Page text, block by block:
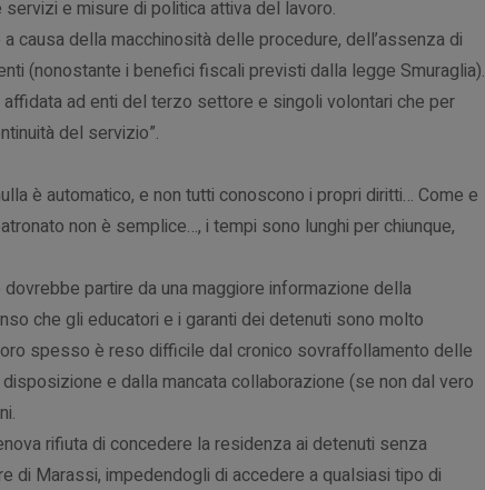
e misure di politica attiva del lavoro.
causa della macchinosità delle procedure, dell’assenza di
(nonostante i benefici fiscali previsti dalla legge Smuraglia).
ad enti del terzo settore e singoli volontari che per
del servizio”.
è automatico, e non tutti conoscono i propri diritti… Come e
non è semplice…, i tempi sono lunghi per chiunque,
partire da una maggiore informazione della
che gli educatori e i garanti dei detenuti sono molto
spesso è reso difficile dal cronico sovraffollamento delle
e dalla mancata collaborazione (se non dal vero
rifiuta di concedere la residenza ai detenuti senza
di Marassi, impedendogli di accedere a qualsiasi tipo di